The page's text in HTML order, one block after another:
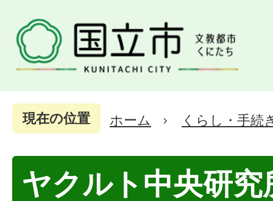
現在の位置 ホーム くらし・手続
ヤクルト中央研究